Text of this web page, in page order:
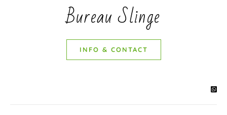
Bureau Slinge
INFO & CONTACT